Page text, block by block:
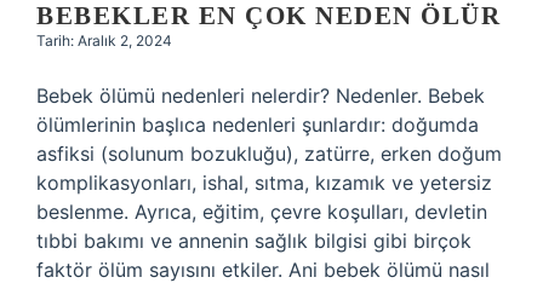
BEBEKLER EN ÇOK NEDEN ÖLÜR
Tarih: Aralık 2, 2024
Bebek ölümü nedenleri nelerdir? Nedenler. Bebek
ölümlerinin başlıca nedenleri şunlardır: doğumda
asfiksi (solunum bozukluğu), zatürre, erken doğum
komplikasyonları, ishal, sıtma, kızamık ve yetersiz
beslenme. Ayrıca, eğitim, çevre koşulları, devletin
tıbbi bakımı ve annenin sağlık bilgisi gibi birçok
faktör ölüm sayısını etkiler. Ani bebek ölümü nasıl